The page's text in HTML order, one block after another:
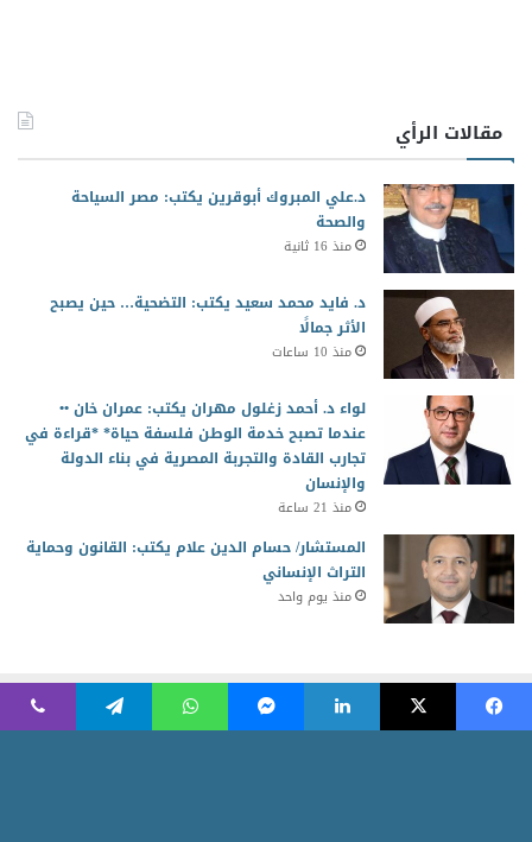
مقالات الرأي
د.علي المبروك أبوقرين يكتب: مصر السياحة
والصحة
منذ 16 ثانية
د. فايد محمد سعيد يكتب: التضحية… حين يصبح
الأثر جمالًا
منذ 10 ساعات
لواء د. أحمد زغلول مهران يكتب: عمران خان ••
عندما تصبح خدمة الوطن فلسفة حياة* *قراءة في
تجارب القادة والتجربة المصرية في بناء الدولة
والإنسان
منذ 21 ساعة
المستشار/ حسام الدين علام يكتب: القانون وحماية
التراث الإنساني
منذ يوم واحد
2026 جميع الحقوق محفوظة للمجلس العربي للمسئولية المجتمعية